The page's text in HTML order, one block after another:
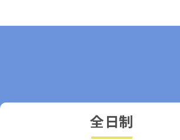
全日制